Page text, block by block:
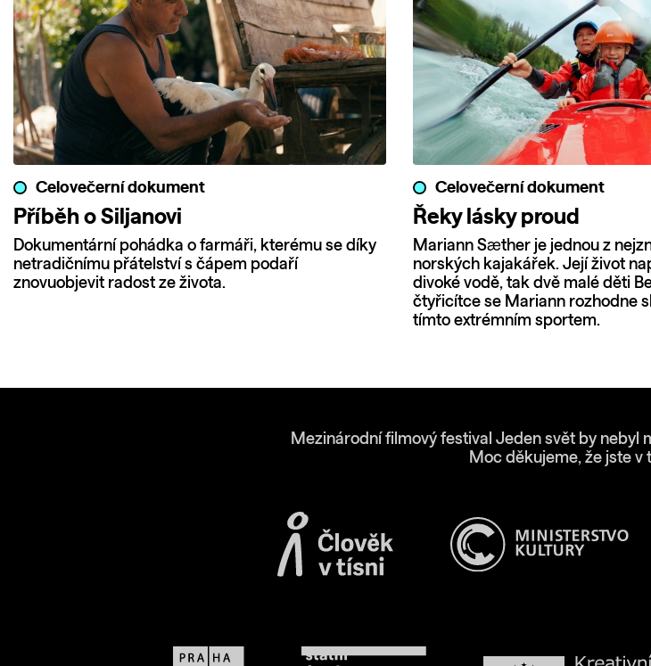
Celovečerní dokument
Příběh o Siljanovi
Dokumentární pohádka o farmáři, kterému se díky
netradičnímu přátelství s čápem podaří
znovuobjevit radost ze života.
Celovečerní dokument
Řeky lásky proud
Mariann Sæther je jednou z
norských kajakářek. Její život
divoké vodě, tak dvě malé děti
čtyřicítce se Mariann rozhodne
tímto extrémním sportem.
Mezinárodní filmový festival Jeden svět by nebyl
Moc děkujeme, že jste v